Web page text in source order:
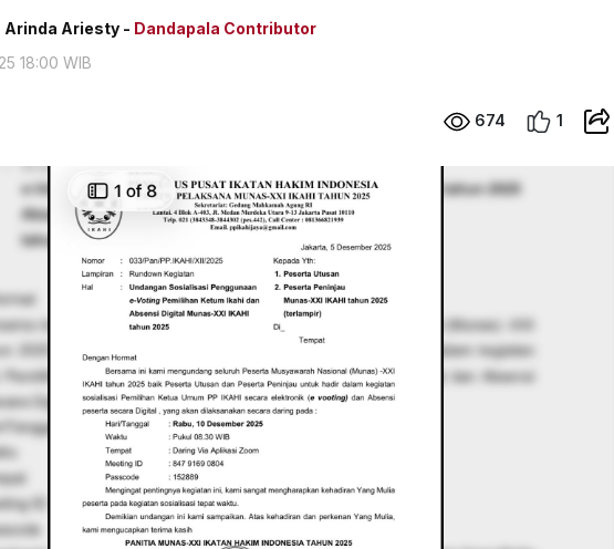
Ariesty - Dandapala Contributor
18:00 WIB
674 1